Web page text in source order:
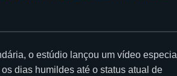
o estúdio lançou um vídeo especial
dias humildes até o status atual de